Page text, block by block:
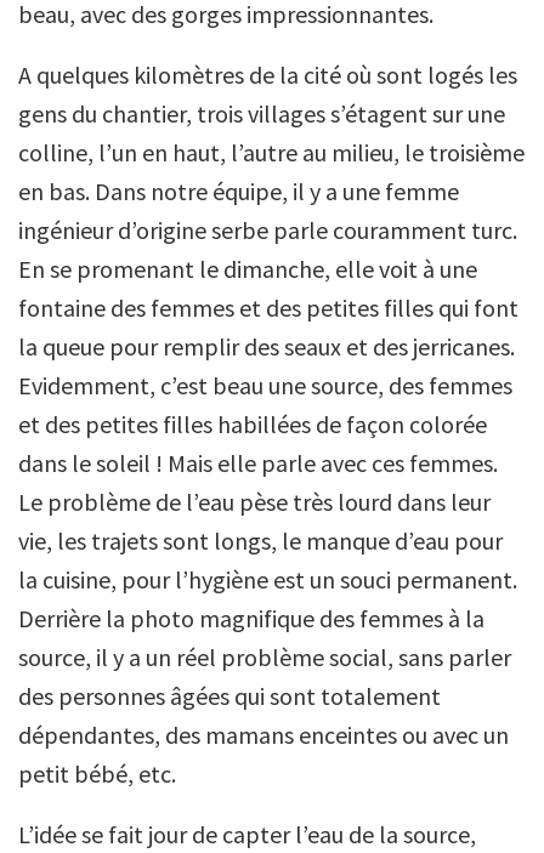
beau, avec des gorges impressionnantes.
A quelques kilomètres de la cité où sont logés les
gens du chantier, trois villages s’étagent sur une
colline, l’un en haut, l’autre au milieu, le troisième
en bas. Dans notre équipe, il y a une femme
ingénieur d’origine serbe parle couramment turc.
En se promenant le dimanche, elle voit à une
fontaine des femmes et des petites filles qui font
la queue pour remplir des seaux et des jerricanes.
Evidemment, c’est beau une source, des femmes
et des petites filles habillées de façon colorée
dans le soleil ! Mais elle parle avec ces femmes.
Le problème de l’eau pèse très lourd dans leur
vie, les trajets sont longs, le manque d’eau pour
la cuisine, pour l’hygiène est un souci permanent.
Derrière la photo magnifique des femmes à la
source, il y a un réel problème social, sans parler
des personnes âgées qui sont totalement
dépendantes, des mamans enceintes ou avec un
petit bébé, etc.
L’idée se fait jour de capter l’eau de la source,